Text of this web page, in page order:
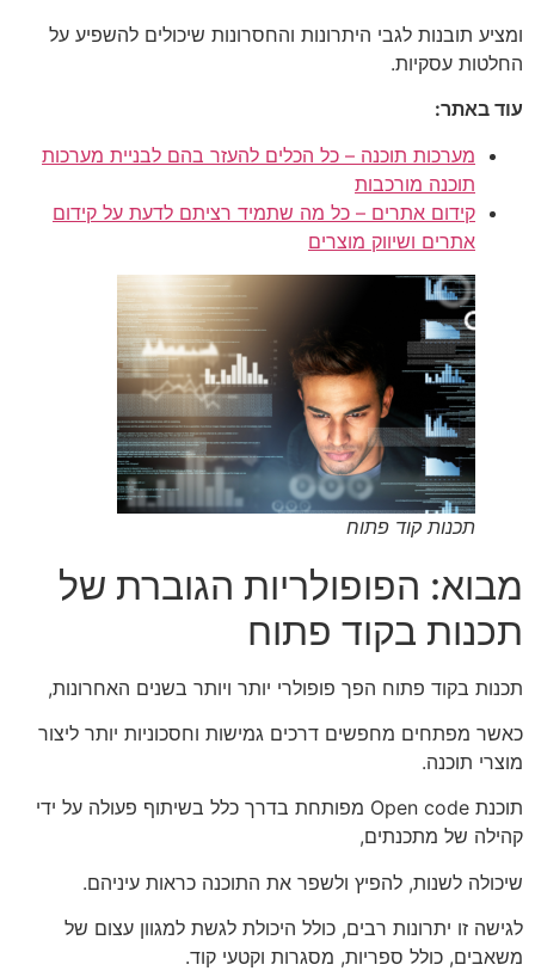
ומציע תובנות לגבי היתרונות והחסרונות שיכולים להשפיע על
החלטות עסקיות.
עוד באתר:
מערכות תוכנה – כל הכלים להעזר בהם לבניית מערכות
תוכנה מורכבות
קידום אתרים – כל מה שתמיד רציתם לדעת על קידום
אתרים ושיווק מוצרים
תכנות קוד פתוח
מבוא: הפופולריות הגוברת של
תכנות בקוד פתוח
תכנות בקוד פתוח הפך פופולרי יותר ויותר בשנים האחרונות,
כאשר מפתחים מחפשים דרכים גמישות וחסכוניות יותר ליצור
מוצרי תוכנה.
תוכנת Open code מפותחת בדרך כלל בשיתוף פעולה על ידי
קהילה של מתכנתים,
שיכולה לשנות, להפיץ ולשפר את התוכנה כראות עיניהם.
לגישה זו יתרונות רבים, כולל היכולת לגשת למגוון עצום של
משאבים, כולל ספריות, מסגרות וקטעי קוד.